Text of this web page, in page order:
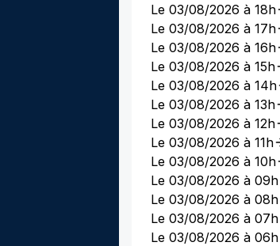
Le 03/08/2026 à 18h
Le 03/08/2026 à 17h
Le 03/08/2026 à 16h
Le 03/08/2026 à 15h
Le 03/08/2026 à 14h
Le 03/08/2026 à 13h
Le 03/08/2026 à 12h
Le 03/08/2026 à 11h
Le 03/08/2026 à 10h
Le 03/08/2026 à 09h
Le 03/08/2026 à 08h
Le 03/08/2026 à 07h
Le 03/08/2026 à 06h